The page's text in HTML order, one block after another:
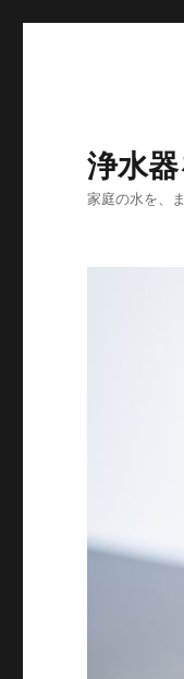
浄水
家庭の水を、